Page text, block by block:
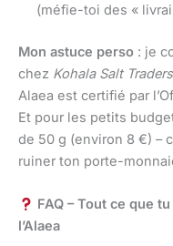
(méfie-toi des «
Mon astuce perso : je
chez Kohala Salt Traders
Alaea est certifié par
Et pour les petits
de 50 g (environ 8 €) –
ruiner ton porte-
FAQ – Tout ce que
l’Alaea